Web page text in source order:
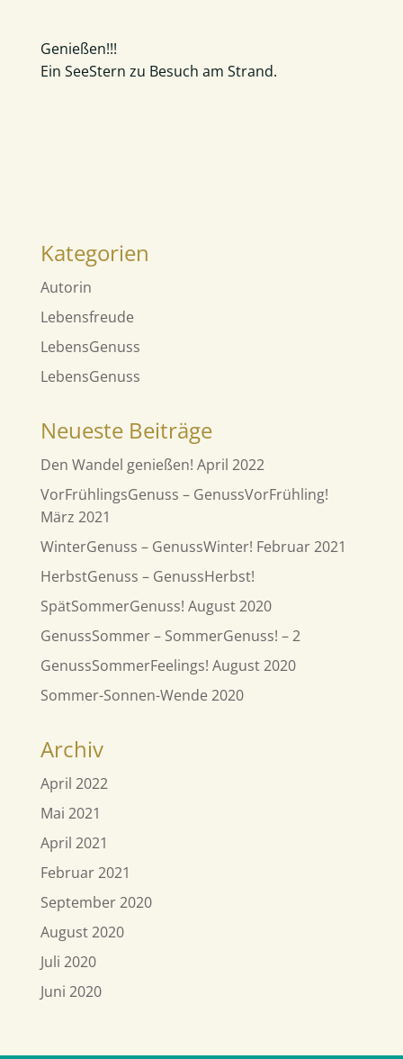
Genießen!!!
Ein SeeStern zu Besuch am Strand.
Kategorien
Autorin
Lebensfreude
LebensGenuss
LebensGenuss
Neueste Beiträge
Den Wandel genießen! April 2022
VorFrühlingsGenuss – GenussVorFrühling!
März 2021
WinterGenuss – GenussWinter! Februar 2021
HerbstGenuss – GenussHerbst!
SpätSommerGenuss! August 2020
GenussSommer – SommerGenuss! – 2
GenussSommerFeelings! August 2020
Sommer-Sonnen-Wende 2020
Archiv
April 2022
Mai 2021
April 2021
Februar 2021
September 2020
August 2020
Juli 2020
Juni 2020